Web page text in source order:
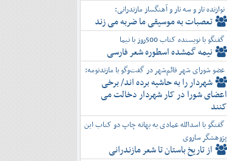
نوازنده تار و سه تار و آهنگساز مازندرانی:
تعصبات به موسیقی ما ضربه می زند
گفتگو با نویسنده کتاب 500روز با نیما
نیمه گمشده اسطوره شعر فارسی
عضو شورای شهر قائم‌شهر در گفت‌و‌گو با مازندنومه:
شهردار را به حاشیه برده اند/ برخی
اعضای شورا در کار شهردار دخالت می
کنند
گفتگو با اسدالله عمادی به بهانه چاپ دو کتاب این
پژوهشگر ساروی
از تاریخ باستان تا شعر مازندرانی